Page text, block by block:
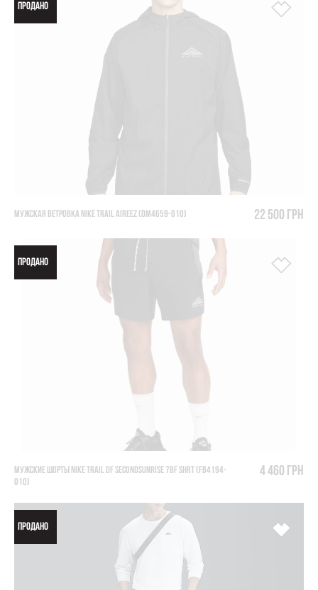
ПРОДАНО
МУЖСКАЯ ВЕТРОВКА NIKE TRAIL AIREEZ (DM4659-010) 22 500 грн
ПРОДАНО
МУЖСКИЕ ШОРТЫ NIKE TRAIL DF SECONDSUNRISE 7BF SHRT (FB4194-
010)
4 460 грн
ПРОДАНО